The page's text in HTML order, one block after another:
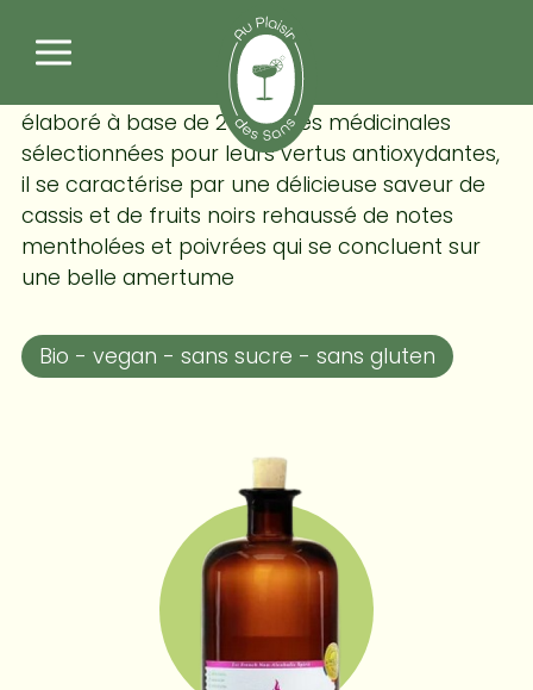
Djin - nature immunité
élaboré à base de 20 plantes médicinales
sélectionnées pour leurs vertus antioxydantes,
il se caractérise par une délicieuse saveur de
cassis et de fruits noirs rehaussé de notes
mentholées et poivrées qui se concluent sur
une belle amertume
Bio - vegan - sans sucre - sans gluten
Panneau de gestion des cookies